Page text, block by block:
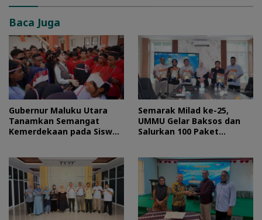
Baca Juga
Gubernur Maluku Utara
Tanamkan Semangat
Kemerdekaan pada Siswa
Semarak Milad ke-25,
UMMU Gelar Baksos dan
Salurkan 100 Paket